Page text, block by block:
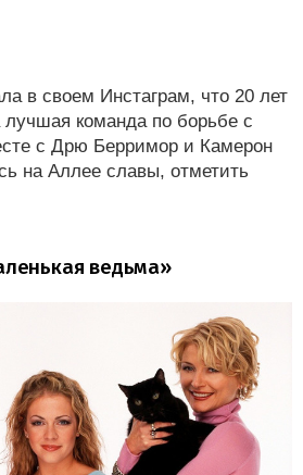
в своем Инстаграм, что 20 лет
команда по борьбе с
с Дрю Берримор и Камерон
на Аллее славы, отметить
ведьма»